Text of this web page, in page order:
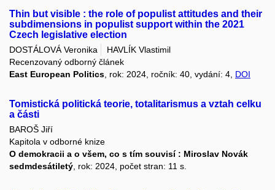
Thin but visible : the role of populist attitudes and their
subdimensions in populist support within the 2021
Czech legislative election
DOSTÁLOVÁ Veronika
HAVLÍK Vlastimil
Recenzovaný odborný článek
East European Politics , rok: 2024, ročník: 40, vydání: 4, DOI
Tomistická politická teorie, totalitarismus a vztah celku
a části
BAROŠ Jiří
Kapitola v odborné knize
O demokracii a o všem, co s tím souvisí : Miroslav Novák
sedmdesátiletý, rok: 2024, počet stran: 11 s.